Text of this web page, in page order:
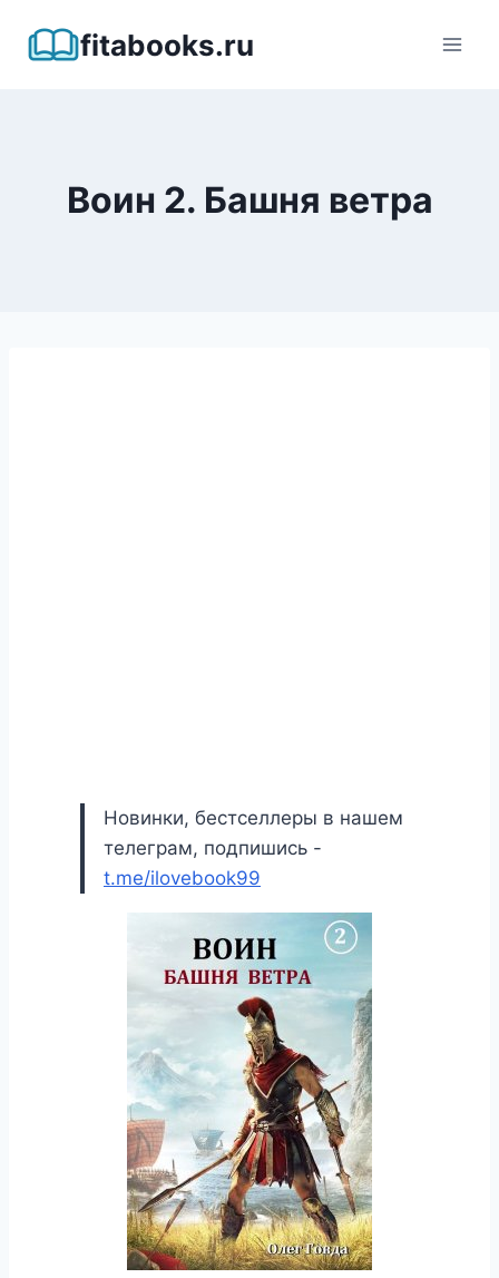
fitabooks.ru
Воин 2. Башня ветра
Новинки, бестселлеры в нашем
телеграм, подпишись -
t.me/ilovebook99